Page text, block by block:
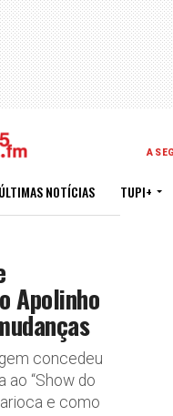
A
ÚLTIMAS NOTÍCIAS TUPI+
Apolinho
concedeu
“Show do
e como